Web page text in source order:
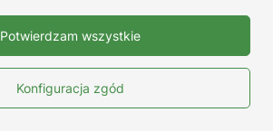
, gdzie x oznacza dopuszczalne
Konfiguracja zgód
Potwierdzam wszystkie